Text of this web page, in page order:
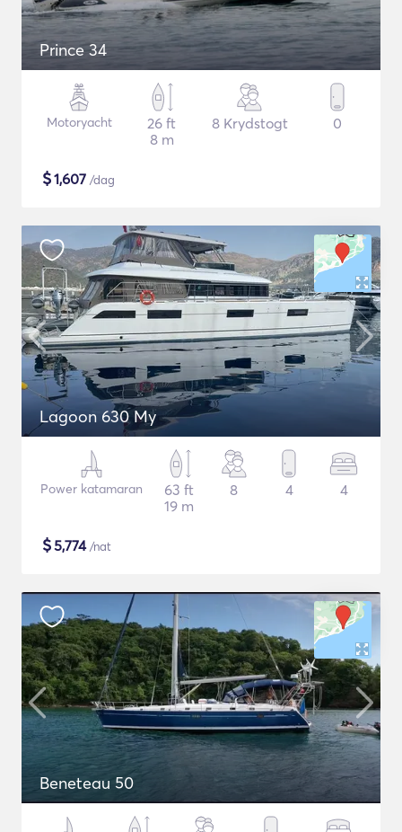
Prince 34
Motoryacht
26 ft
8 m
8 Krydstogt 0
$1,607 /dag
Lagoon 630 My
Power katamaran
63 ft
19 m
8 4 4
$5,774/nat
Beneteau 50